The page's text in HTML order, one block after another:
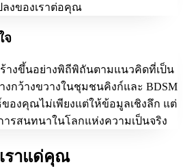
งของเราต่อคุณ
จ
างขึ้นอย่างพิถีพิถันตามแนวคิดที่เป็น
งกว้างขวางในชุมชนคิงก์และ BDSM
องคุณไม่เพียงแต่ให้ข้อมูลเชิงลึก แต่
ารสนทนาในโลกแห่งความเป็นจริง
ราแด่คุณ